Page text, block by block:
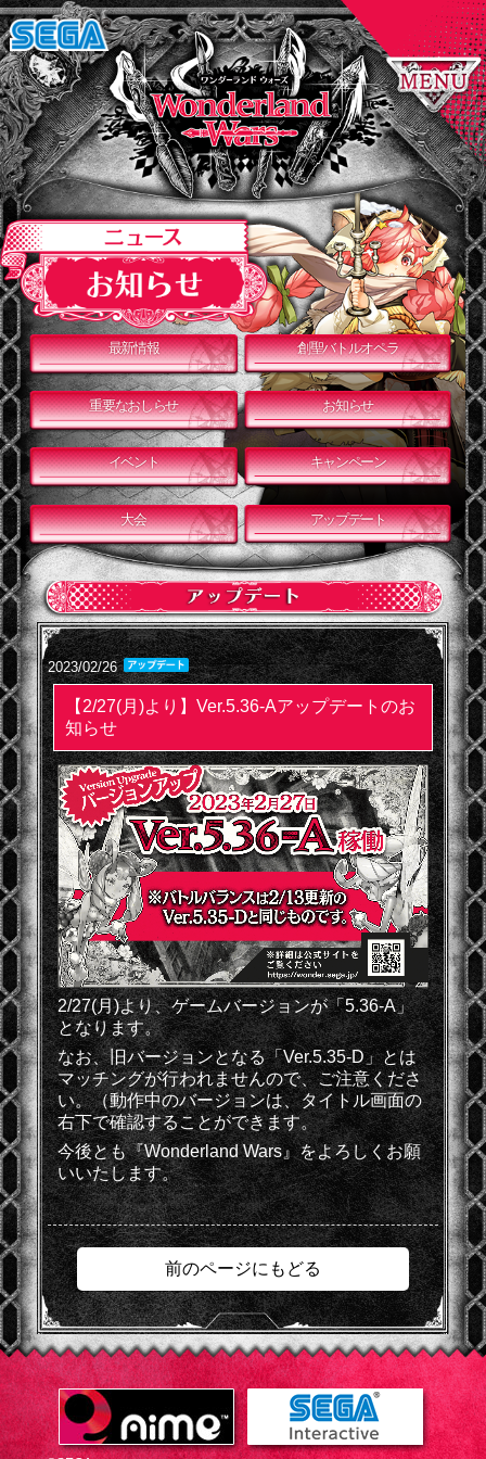
最新情報 創聖バトルオペラ
重要なおしらせ お知らせ
イベント キャンペーン
大会 アップデート
2023/02/26
【2/27(月)より】Ver.5.36-Aアップデートのお
知らせ
2/27(月)より、ゲームバージョンが「5.36-A」
となります。
なお、旧バージョンとなる「Ver.5.35-D」とは
マッチングが行われませんので、ご注意くださ
い。（動作中のバージョンは、タイトル画面の
右下で確認することができます。
今後とも『Wonderland Wars』をよろしくお願
いいたします。
前のページにもどる